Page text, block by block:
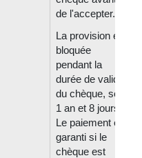
de l'accepter.
La provision est
bloquée
pendant la
durée de validité
du chèque, soit
1 an et 8 jours.
Le paiement est
garanti si le
chèque est